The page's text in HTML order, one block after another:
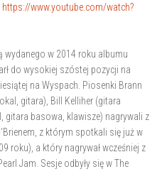
https://www.youtube.com/watch?
wydanego w 2014 roku albumu
do wysokiej szóstej pozycji na
na Wyspach. Piosenki Brann
gitara), Bill Kelliher (gitara
gitara basowa, klawisze) nagrywali z
z którym spotkali się już w
roku), a który nagrywał wcześniej z
Jam. Sesje odbyły się w The